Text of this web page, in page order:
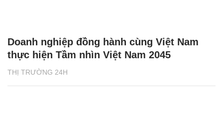
THỊ TRƯỜNG 24H
Doanh nghiệp đồng hành cùng Việt Nam
thực hiện Tầm nhìn Việt Nam 2045